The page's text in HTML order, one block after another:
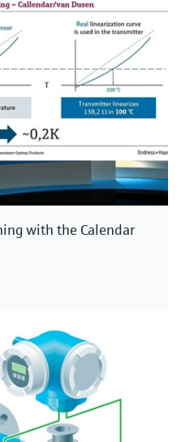
with the Calendar